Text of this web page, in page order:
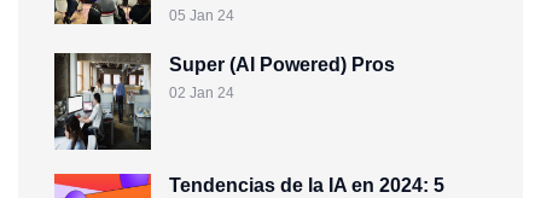
05 Jan 24
Super (AI Powered) Pros
02 Jan 24
Tendencias de la IA en 2024: 5